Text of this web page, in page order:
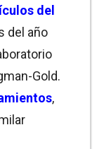
del
del año
Gold.
,